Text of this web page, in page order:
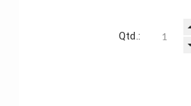
Qtd.: